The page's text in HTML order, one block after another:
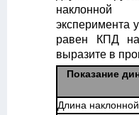
эксперимента
равен КПД
выразите в
Показание
Длина